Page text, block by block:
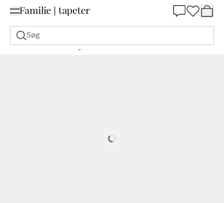
Søg
Malerfarve Bestilling Udfra NCS Bestil efter NCS 4010-Y70R
Loading…